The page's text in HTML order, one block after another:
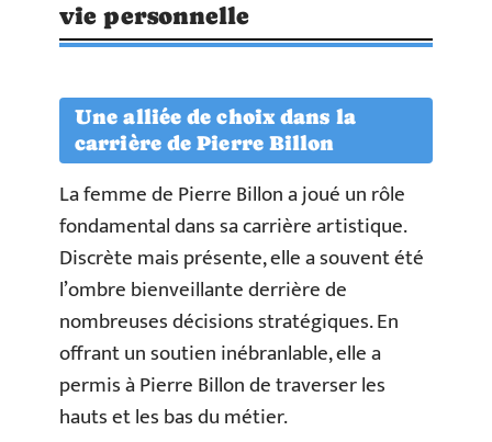
vie personnelle
Une alliée de choix dans la
carrière de Pierre Billon
La femme de Pierre Billon a joué un rôle
fondamental dans sa carrière artistique.
Discrète mais présente, elle a souvent été
l’ombre bienveillante derrière de
nombreuses décisions stratégiques. En
offrant un soutien inébranlable, elle a
permis à Pierre Billon de traverser les
hauts et les bas du métier.